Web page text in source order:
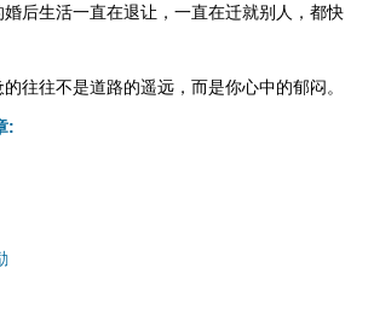
后生活一直在退让，一直在迁就别人，都快
往往不是道路的遥远，而是你心中的郁闷。
: